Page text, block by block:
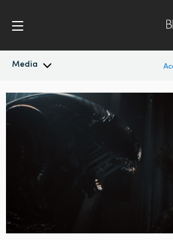
Media
NovedadesArgentina
China